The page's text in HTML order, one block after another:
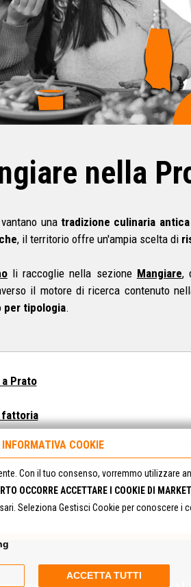
nella
una tradizione culinaria
, il territorio offre un'ampia scelta di
li raccoglie nella sezione Mangiare,
il motore di ricerca contenuto
per tipologia.
Prato
fattoria
INFORMATIVA COOKIE
Con il tuo consenso, vorremmo utilizzare
OCCORRE ACCETTARE I COOKIE DI
Seleziona Gestisci Cookie per conoscere i
ACCETTA TUTTI